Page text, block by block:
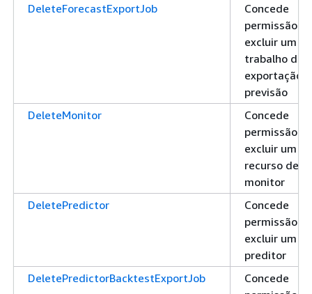
DeleteForecastExportJob
Concede
permissão
excluir um
trabalho de
exportação
previsão
DeleteMonitor
Concede
permissão
excluir um
recurso de
monitor
DeletePredictor
Concede
permissão
excluir um
preditor
DeletePredictorBacktestExportJob
Concede